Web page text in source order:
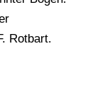
Rotbart.